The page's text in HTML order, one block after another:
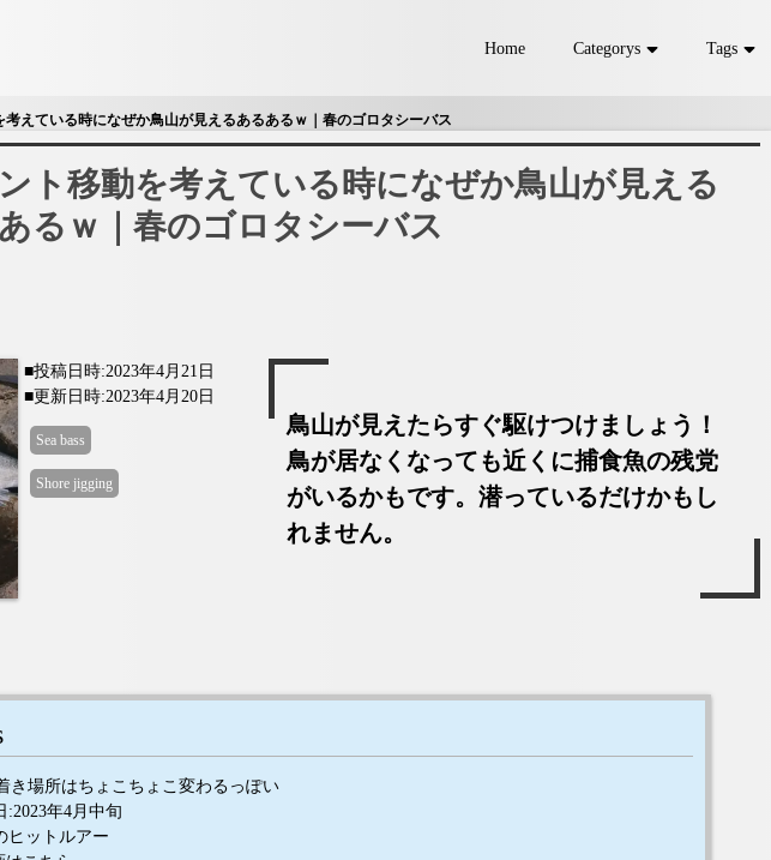
Home Categorys
Sea ​​bass Shore jigging Egging Mevering
Tags
サワラ シーバス
考えている時になぜか鳥山が見えるあるあるｗ｜春のゴロタシーバス
ト移動を考えている時になぜか鳥山が見える
るｗ｜春のゴロタシーバス
■投稿日時:2023年4月21日
■更新日時:2023年4月20日
Sea ​​bass
Shore jigging
鳥山が見えたらすぐ駆けつけましょう！
鳥が居なくなっても近くに捕食魚の残党
がいるかもです。潜っているだけかもし
れません。
き場所はちょこちょこ変わるっぽい
:2023年4月中旬
ヒットルアー